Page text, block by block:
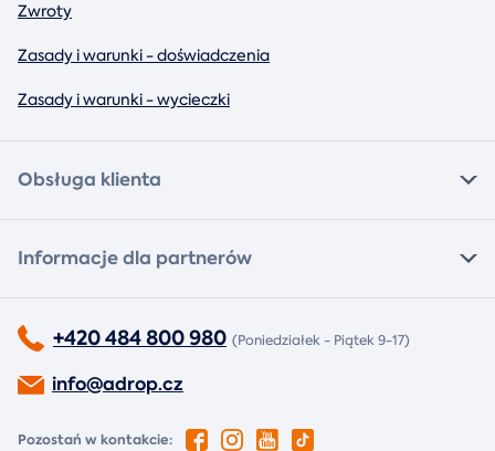
Zwroty
Zasady i warunki - doświadczenia
Zasady i warunki - wycieczki
Obsługa klienta
Informacje dla partnerów
+420 484 800 980 (Poniedziałek - Piątek 9-17)
info@adrop.cz
Pozostań w kontakcie: